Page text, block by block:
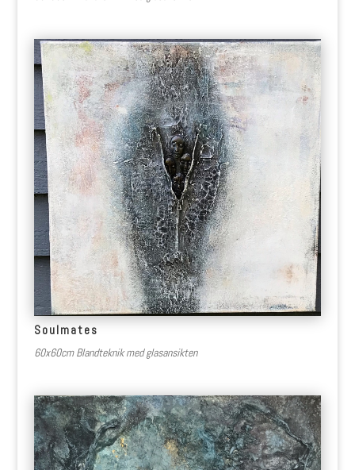
Soulmates
60x60cm Blandteknik med glasansikten